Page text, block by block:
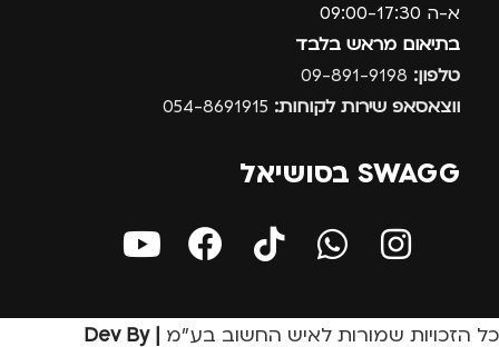
א-ה 09:00-17:30
בתיאום מראש בלבד
טלפון:
ווצאסאפ שירות לקוחות:
SWAGG בסושיאל
כל הזכויות שמורות לאיש החשוב בע״מ | Dev By